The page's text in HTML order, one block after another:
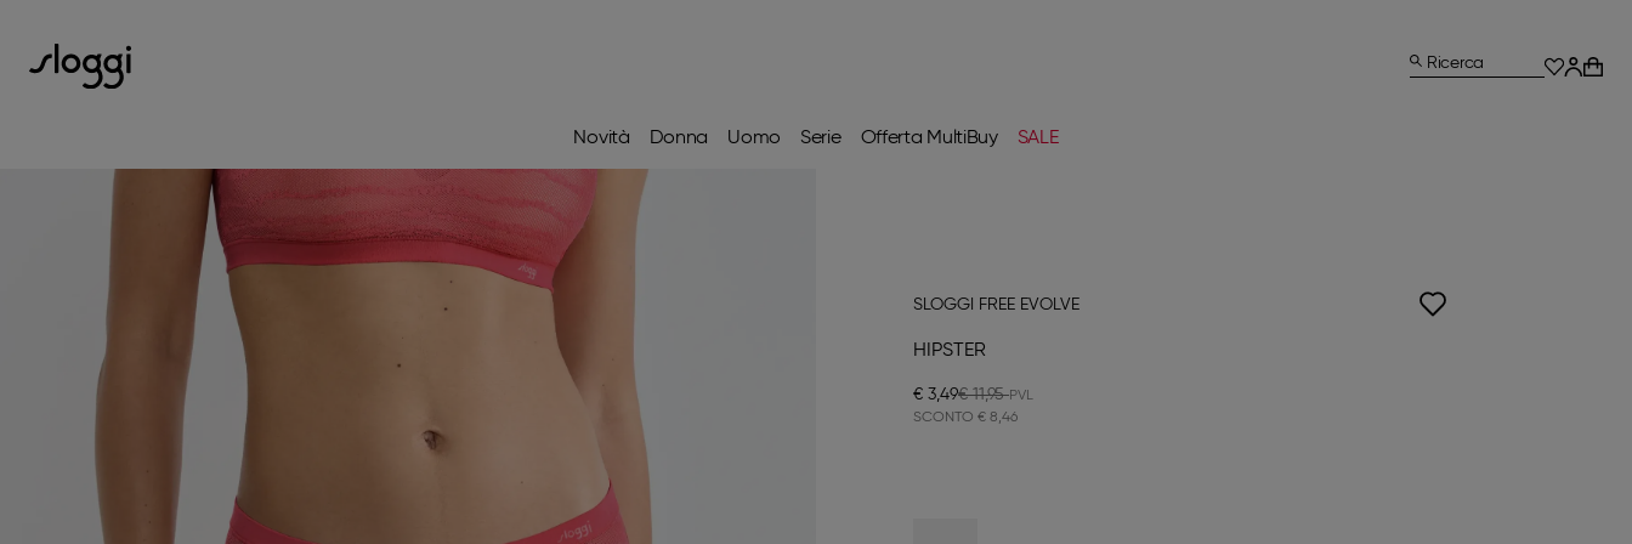
Novità Donna Uomo Serie Offerta MultiBuy SALE
Ricerca
SLOGGI FREE EVOLVE
HIPSTER
€ 3,49€ 11,95
SCONTO € 8,46